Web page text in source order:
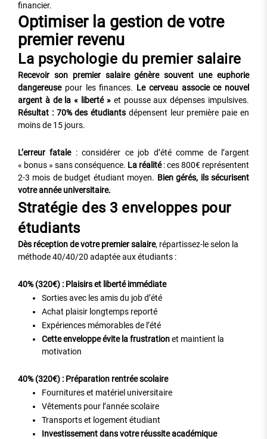
financier.
Optimiser la gestion de votre
premier revenu
La psychologie du premier salaire
Recevoir son premier salaire génère souvent une euphorie
dangereusepour les finances. Le cerveau associe ce nouvel
argent à de la « liberté »et pousse aux dépenses impulsives.
Résultat : 70% des étudiants dépensent leur première paie en
moins de 15 jours.
L’erreur fatale: considérer ce job d’été comme de l’argent
« bonus » sans conséquence. La réalité: ces 800€ représentent
2-3 mois de budget étudiant moyen. Bien gérés, ils sécurisent
votre année universitaire.
Stratégie des 3 enveloppes pour
étudiants
Dès réception de votre premier salaire, répartissez-le selon la
méthode 40/40/20 adaptée aux étudiants :
40% (320€) : Plaisirs et liberté immédiate
Sorties avec les amis du job d’été
Achat plaisir longtemps reporté
Expériences mémorables de l’été
Cette enveloppe évite la frustrationet maintient la
motivation
40% (320€) : Préparation rentrée scolaire
Fournitures et matériel universitaire
Vêtements pour l’année scolaire
Transports et logement étudiant
Investissement dans votre réussite académique